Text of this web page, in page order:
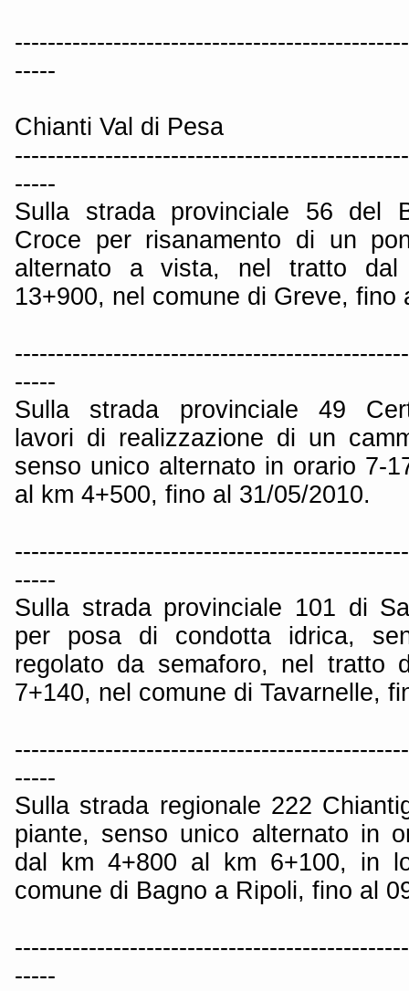
-----
Chianti Val di Pesa
-----
Sulla strada provinciale 56 del
Croce per risanamento di un
alternato a vista, nel tratto
13+900, nel comune di Greve, fino
-----
Sulla strada provinciale 49
lavori di realizzazione di un
senso unico alternato in orario 7-
al km 4+500, fino al 31/05/2010.
-----
Sulla strada provinciale 101 di
per posa di condotta idrica,
regolato da semaforo, nel tratto
7+140, nel comune di Tavarnelle,
-----
Sulla strada regionale 222
piante, senso unico alternato in
dal km 4+800 al km 6+100, in
comune di Bagno a Ripoli, fino al
-----